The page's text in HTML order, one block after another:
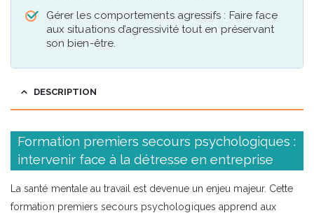
Gérer les comportements agressifs : Faire face
aux situations d’agressivité tout en préservant
son bien-être.
DESCRIPTION
Formation premiers secours psychologiques :
intervenir face à la détresse en entreprise
La santé mentale au travail est devenue un enjeu majeur. Cette
formation premiers secours psychologiques apprend aux